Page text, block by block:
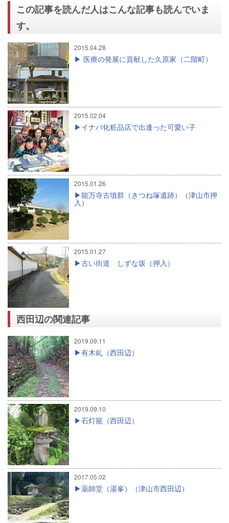
この記事を読んだ人はこんな記事も読んでいま
す。
2015.04.28
医療の発展に貢献した久原家（二階町）
2015.02.04
イナバ化粧品店で出逢った可愛い子
2015.01.26
能万寺古墳群（きつね塚遺跡）（津山市押
入）
2015.01.27
古い街道 しずな坂（押入）
西田辺の関連記事
2019.09.11
有木乢（西田辺）
2019.09.10
石灯籠（西田辺）
2017.05.02
薬師堂（湯峯）（津山市西田辺）